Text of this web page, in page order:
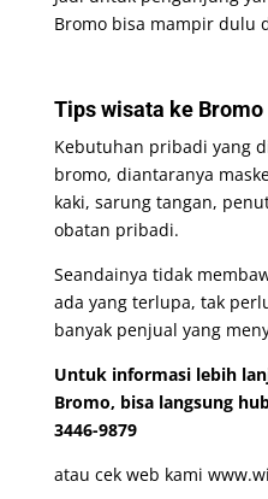
Bromo bisa mampir dulu
Tips wisata ke Bromo
Kebutuhan pribadi yang
bromo, diantaranya
kaki, sarung tangan,
obatan pribadi.
Seandainya tidak
ada yang terlupa, tak
banyak penjual yang
Untuk informasi lebih
Bromo, bisa langsung
3446-9879
atau cek web kami